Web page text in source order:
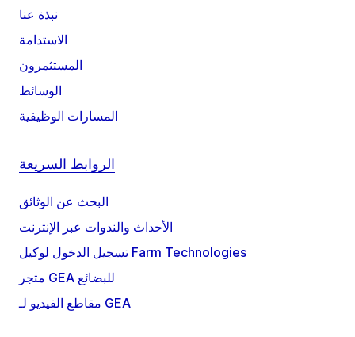
نبذة عنا
الاستدامة
المستثمرون
الوسائط
المسارات الوظيفية
الروابط السريعة
البحث عن الوثائق
الأحداث والندوات عبر الإنترنت
تسجيل الدخول لوكيل Farm Technologies
متجر GEA للبضائع
مقاطع الفيديو لـ GEA